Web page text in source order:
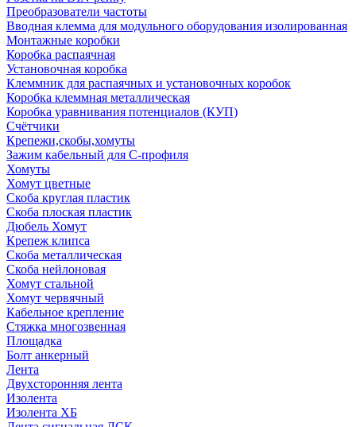
Преобразователи частоты
Вводная клемма для модульного оборудования изолированная
Монтажные коробки
Коробка распаячная
Установочная коробка
Клеммник для распаячных и установочных коробок
Коробка клеммная металлическая
Коробка уравнивания потенциалов (КУП)
Счётчики
Крепежи,скобы,хомуты
Зажим кабельный для С-профиля
Хомуты
Хомут цветные
Скоба круглая пластик
Скоба плоская пластик
Дюбель Хомут
Крепеж клипса
Скоба металлическая
Скоба нейлоновая
Хомут стальной
Хомут червячный
Кабельное крепление
Стяжка многозвенная
Площадка
Болт анкерный
Лента
Двухсторонняя лента
Изолента
Изолента ХБ